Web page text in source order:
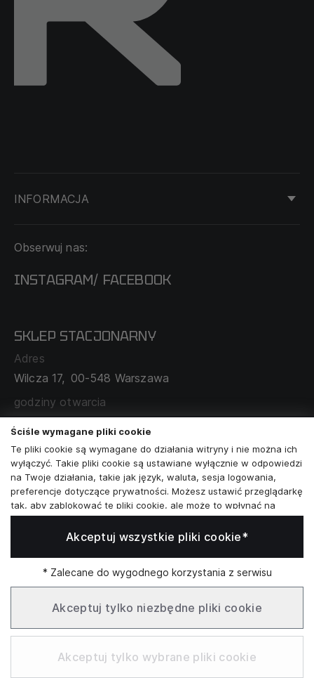
INFORMACJA
DOSTAWA I PŁATNOŚĆ
O NAS
MAPA SERWISU
ZAMÓWIENIA KORPORACYJNE
WSPÓŁPRACA Z PARTNERAMI
Obserwuj nas:
INSTAGRAM/ FACEBOOK
SKLEP STACJONARNY
Adres
Wilcza 17, 00-548 Warszawa
godziny otwarcia
poniedziałek - sobota: 11:00 - 19:00
Skontaktuj się z nami
+48573581161
info@reytel.pl
Whatsapp
Infolinia: Pn–Pt 09:00–17:00
Ściśle wymagane pliki cookie
Te pliki cookie są wymagane do działania witryny i nie można ich
wyłączyć. Takie pliki cookie są ustawiane wyłącznie w odpowiedzi
na Twoje działania, takie jak język, waluta, sesja logowania,
preferencje dotyczące prywatności. Możesz ustawić przeglądarkę
tak, aby zablokować te pliki cookie, ale może to wpłynąć na
sposób działania naszej witryny.
Analizy i statystyki
Marketing i retargeting
Te pliki cookie są zwykle ustawiane przez naszych partnerów
marketingowych i reklamowych. Mogą być przez nich
wykorzystywane do tworzenia profilu Twoich zainteresowań, a
następnie wyświetlania odpowiednich reklam. Jeśli nie zezwolisz
Twoich interesów.
Akceptuj wszystkie pliki cookie*
* Zalecane do wygodnego korzystania z serwisu
Akceptuj tylko niezbędne pliki cookie
Akceptuj tylko wybrane pliki cookie